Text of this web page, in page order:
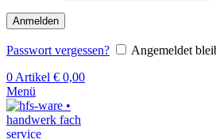
Anmelden
Passwort vergessen?
Angemeldet
0 Artikel € 0,00
Menü